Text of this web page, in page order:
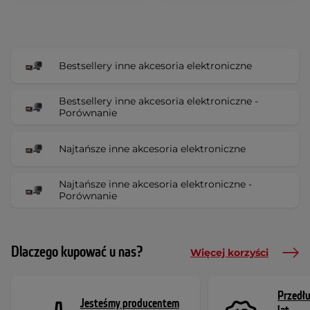
Bestsellery inne akcesoria elektroniczne
Bestsellery inne akcesoria elektroniczne -
Porównanie
Najtańsze inne akcesoria elektroniczne
Najtańsze inne akcesoria elektroniczne -
Porównanie
Dlaczego kupować u nas? Więcej korzyści
Jesteśmy producentem